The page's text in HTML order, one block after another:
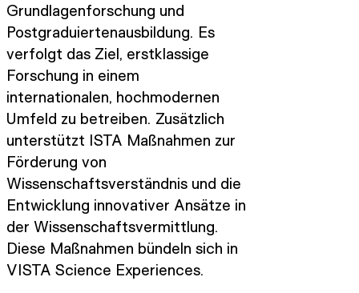
Grundlagenforschung und
Postgraduiertenausbildung. Es
verfolgt das Ziel, erstklassige
Forschung in einem
internationalen, hochmodernen
Umfeld zu betreiben. Zusätzlich
unterstützt ISTA Maßnahmen zur
Förderung von
Wissenschaftsverständnis und die
Entwicklung innovativer Ansätze in
der Wissenschaftsvermittlung.
Diese Maßnahmen bündeln sich in
VISTA Science Experiences.